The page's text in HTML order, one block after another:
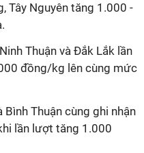
Tây Nguyên tăng 1.000 -
Thuận và Đắk Lắk lần
đồng/kg lên cùng mức
Thuận cùng ghi nhận
lần lượt tăng 1.000